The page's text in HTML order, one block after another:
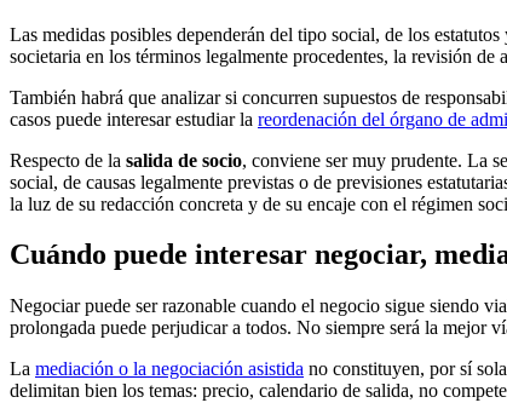
Las medidas posibles dependerán del tipo social, de los
societaria en los términos legalmente procedentes, la revisión
También habrá que analizar si concurren supuestos de
casos puede interesar estudiar la reordenación del órgano de
Respecto de la salida de socio, conviene ser muy prudente. La
social, de causas legalmente previstas o de previsiones
la luz de su redacción concreta y de su encaje con el régimen
Cuándo puede interesar negociar,
Negociar puede ser razonable cuando el negocio sigue siendo
prolongada puede perjudicar a todos. No siempre será la mejor
La mediación o la negociación asistida no constituyen, por sí
delimitan bien los temas: precio, calendario de salida, no